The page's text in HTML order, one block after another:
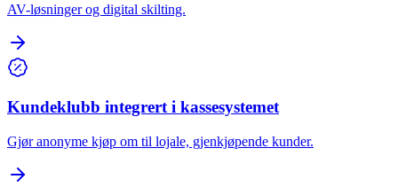
AV-løsninger og digital skilting.
Kundeklubb integrert i kassesystemet
Gjør anonyme kjøp om til lojale, gjenkjøpende kunder.